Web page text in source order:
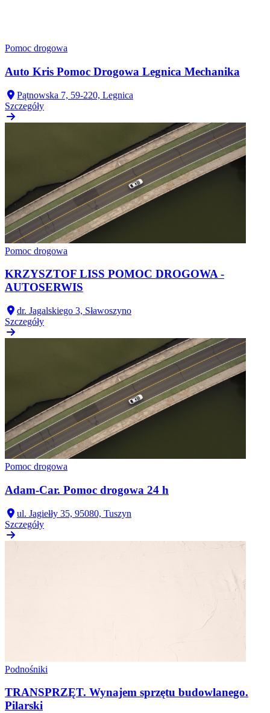
Pomoc drogowa
Auto Kris Pomoc Drogowa Legnica Mechanika
Pątnowska 7, 59-220, Legnica
Szczegóły
Pomoc drogowa
KRZYSZTOF LISS POMOC DROGOWA -
AUTOSERWIS
dr. Jagalskiego 3, Sławoszyno
Szczegóły
Pomoc drogowa
Adam-Car. Pomoc drogowa 24 h
ul. Jagiełły 35, 95080, Tuszyn
Szczegóły
Podnośniki
TRANSPRZĘT. Wynajem sprzętu budowlanego.
Pilarski